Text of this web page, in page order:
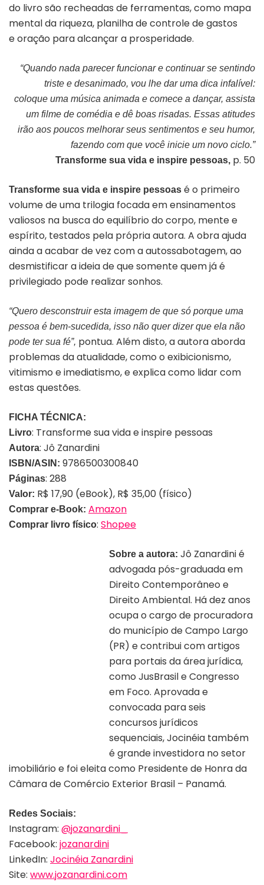
do livro são recheadas de ferramentas, como mapa
mental da riqueza, planilha de controle de gastos
e oração para alcançar a prosperidade.
“Quando nada parecer funcionar e continuar se sentindo
triste e desanimado, vou lhe dar uma dica infalível:
coloque uma música animada e comece a dançar, assista
um filme de comédia e dê boas risadas. Essas atitudes
irão aos poucos melhorar seus sentimentos e seu humor,
fazendo com que você inicie um novo ciclo.”
Transforme sua vida e inspire pessoas, p. 50
Transforme sua vida e inspire pessoas é o primeiro
volume de uma trilogia focada em ensinamentos
valiosos na busca do equilíbrio do corpo, mente e
espírito, testados pela própria autora. A obra ajuda
ainda a acabar de vez com a autossabotagem, ao
desmistificar a ideia de que somente quem já é
privilegiado pode realizar sonhos.
“Quero desconstruir esta imagem de que só porque uma
pessoa é bem-sucedida, isso não quer dizer que ela não
pode ter sua fé”, pontua. Além disto, a autora aborda
problemas da atualidade, como o exibicionismo,
vitimismo e imediatismo, e explica como lidar com
estas questões.
FICHA TÉCNICA:
Livro: Transforme sua vida e inspire pessoas
Autora: Jô Zanardini
ISBN/ASIN: 9786500300840
Páginas: 288
Valor: R$ 17,90 (eBook), R$ 35,00 (físico)
Comprar e-Book: Amazon
Comprar livro físico: Shopee
Sobre a autora: Jô Zanardini é
advogada pós-graduada em
Direito Contemporâneo e
Direito Ambiental. Há dez anos
ocupa o cargo de procuradora
do município de Campo Largo
(PR) e contribui com artigos
para portais da área jurídica,
como JusBrasil e Congresso
em Foco. Aprovada e
convocada para seis
concursos jurídicos
sequenciais, Jocinéia também
é grande investidora no setor
imobiliário e foi eleita como Presidente de Honra da
Câmara de Comércio Exterior Brasil – Panamá.
Redes Sociais:
Instagram: @jozanardini_
Facebook: jozanardini
LinkedIn: Jocinéia Zanardini
Site: www.jozanardini.com